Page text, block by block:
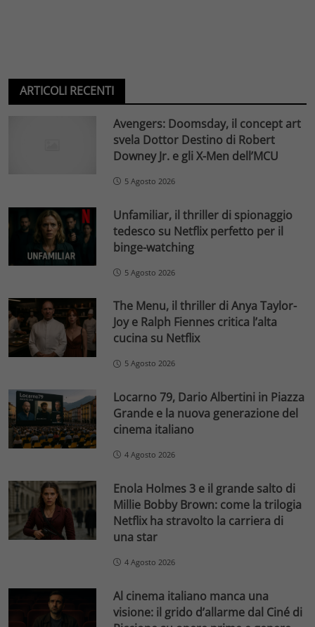
ARTICOLI RECENTI
Avengers: Doomsday, il concept art
svela Dottor Destino di Robert
Downey Jr. e gli X-Men dell’MCU
5 Agosto 2026
Unfamiliar, il thriller di spionaggio
tedesco su Netflix perfetto per il
binge-watching
5 Agosto 2026
The Menu, il thriller di Anya Taylor-
Joy e Ralph Fiennes critica l’alta
cucina su Netflix
5 Agosto 2026
Locarno 79, Dario Albertini in Piazza
Grande e la nuova generazione del
cinema italiano
4 Agosto 2026
Enola Holmes 3 e il grande salto di
Millie Bobby Brown: come la trilogia
Netflix ha stravolto la carriera di
una star
4 Agosto 2026
Al cinema italiano manca una
visione: il grido d’allarme dal Ciné di